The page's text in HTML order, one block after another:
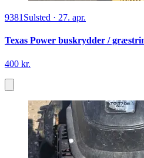
9381 Sulsted · 27. apr.
Texas Power buskrydder /
400 kr.